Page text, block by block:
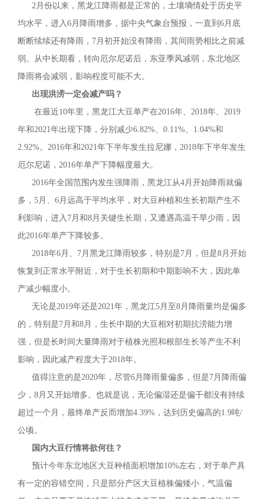
2月份以来，黑龙江降雨都是正常的，土壤墒情处于历史平
均水平，进入6月降雨增多，据中央气象台预报，一直到6月底
断断续续还有降雨，7月初开始没有降雨，其间雨势相比之前减
弱。从中长期看，转向厄尔尼诺后，东亚季风减弱，东北地区
降雨将会减弱，影响程度可能不大。
出现洪涝一定会减产吗？
在最近10年里，黑龙江大豆单产在2016年、2018年、2019
年和2021年出现下降，分别减少6.82%、0.11%、1.04%和
2.92%。2016年和2021年下半年发生拉尼娜，2018年下半年发生
厄尔尼诺，2016年单产下降幅度最大。
2016年全国范围内发生强降雨，黑龙江从4月开始降雨就偏
多，5月、6月远高于平均水平，对大豆种植和生长初期产生不
利影响，进入7月和8月关键生长期，又遭遇高温干旱少雨，因
此2016年单产下降较多。
2018年6月、7月黑龙江降雨较多，特别是7月，但是8月开始
恢复到正常水平附近，对于生长初期和中期影响不大，因此单
产减少幅度小。
无论是2019年还是2021年，黑龙江5月至8月降雨量均是偏多
的，特别是7月和8月，生长中期的大豆相对初期抗涝能力增
强，但是长时间大量降雨对于植株光照和根部生长等产生不利
影响，因此减产程度大于2018年。
值得注意的是2020年，尽管6月降雨量偏多，但是7月降雨偏
少，8月又开始增多。也就是说，无论偏湿还是偏干都没有持续
超过一个月，最终单产反而增加4.39%，达到历史偏高的1.9吨/
公顷。
国内大豆行情将欲何往？
预计今年东北地区大豆种植面积增加10%左右，对于单产具
有一定的容错空间，只是部分产区大豆植株偏矮小，气温偏